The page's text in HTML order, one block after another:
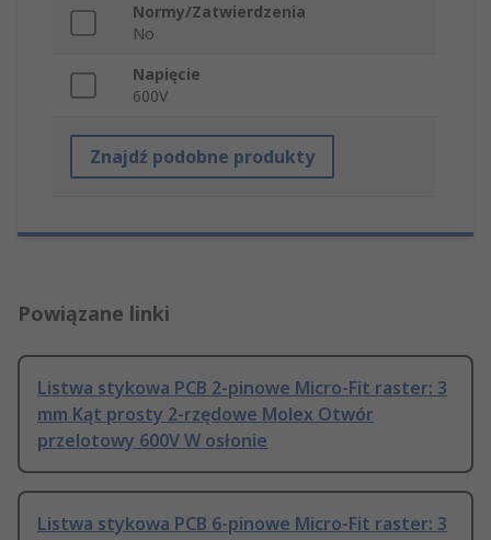
Normy/Zatwierdzenia
No
Napięcie
600V
Znajdź podobne produkty
Powiązane linki
Listwa stykowa PCB 2-pinowe Micro-Fit raster: 3
mm Kąt prosty 2-rzędowe Molex Otwór
przelotowy 600V W osłonie
Listwa stykowa PCB 6-pinowe Micro-Fit raster: 3